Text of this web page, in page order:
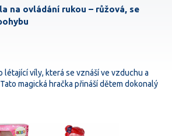
na ovládání rukou – růžová, se
víly, která se vznáší ve vzduchu a
magická hračka přináší dětem dokonalý